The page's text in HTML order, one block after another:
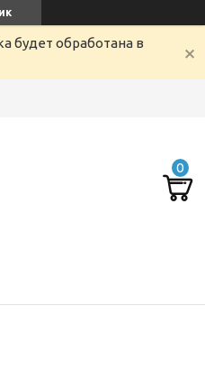
будет обработана в